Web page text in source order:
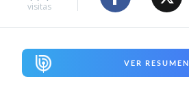
visitas
VER RESUMEN